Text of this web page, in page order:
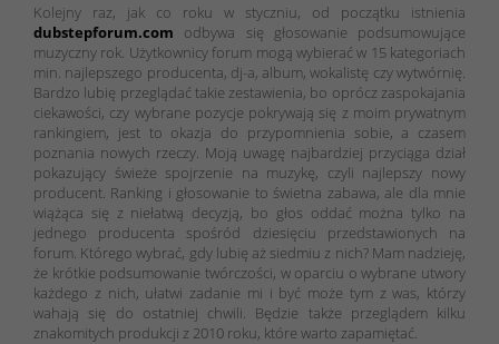
Kolejny raz, jak co roku w styczniu, od początku istnienia
dubstepforum.com odbywa się głosowanie podsumowujące
muzyczny rok. Użytkownicy forum mogą wybierać w 15 kategoriach
min. najlepszego producenta, dj-a, album, wokalistę czy wytwórnię.
Bardzo lubię przeglądać takie zestawienia, bo oprócz zaspokajania
ciekawości, czy wybrane pozycje pokrywają się z moim prywatnym
rankingiem, jest to okazja do przypomnienia sobie, a czasem
poznania nowych rzeczy. Moją uwagę najbardziej przyciąga dział
pokazujący świeże spojrzenie na muzykę, czyli najlepszy nowy
producent. Ranking i głosowanie to świetna zabawa, ale dla mnie
wiążąca się z niełatwą decyzją, bo głos oddać można tylko na
jednego producenta spośród dziesięciu przedstawionych na
forum. Którego wybrać, gdy lubię aż siedmiu z nich? Mam nadzieję,
że krótkie podsumowanie twórczości, w oparciu o wybrane utwory
każdego z nich, ułatwi zadanie mi i być może tym z was, którzy
wahają się do ostatniej chwili. Będzie także przeglądem kilku
znakomitych produkcji z 2010 roku, które warto zapamiętać.